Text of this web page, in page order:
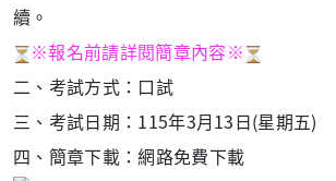
續。
※報名前請詳閱簡章內容※
二、考試方式：口試
三、考試日期：115年3月13日(星期五)
四、簡章下載：網路免費下載